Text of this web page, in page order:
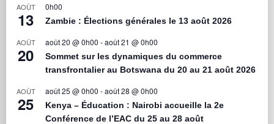
AOÛT
13
0h00
Zambie : Élections générales le 13 août 2026
AOÛT
20
août 20 @ 0h00 -août 21 @ 0h00
Sommet sur les dynamiques du commerce
transfrontalier au Botswana du 20 au 21 août 2026
AOÛT
25
août 25 @ 0h00 -août 28 @ 0h00
Kenya – Éducation : Nairobi accueille la 2e
Conférence de l’EAC du 25 au 28 août